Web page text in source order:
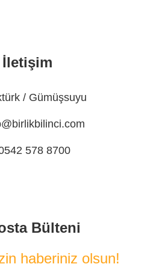
İletişim
/ Gümüşsuyu
578 8700
Bülteni
haberiniz olsun!